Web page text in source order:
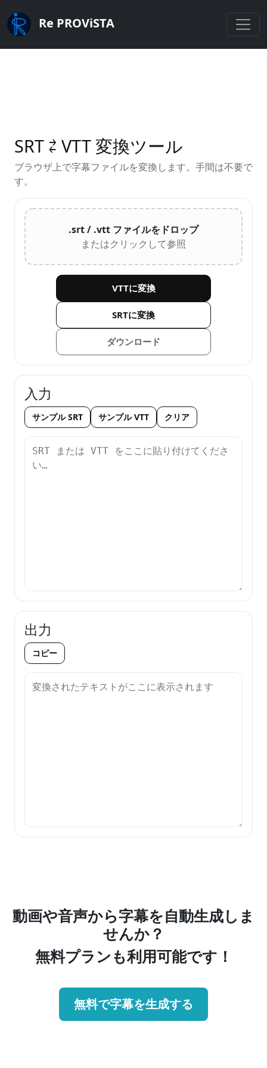
Re PROViSTA
SRT ⇄ VTT 変換ツール
ブラウザ上で字幕ファイルを変換します。手間は不要で
す。
.srt / .vtt ファイルをドロップ
またはクリックして参照
VTTに変換
SRTに変換
ダウンロード
入力
サンプル SRT サンプル VTT クリア
出力
コピー
動画や音声から字幕を自動生成しま
せんか？
無料プランも利用可能です！
無料で字幕を生成する